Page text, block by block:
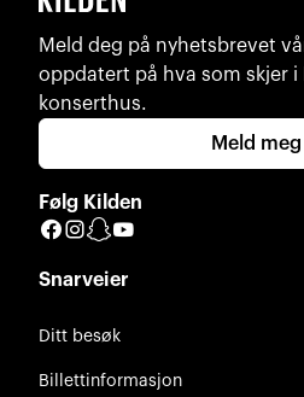
Meld deg på nyhetsbrevet
oppdatert på hva som skjer i
konserthus.
Meld
Følg Kilden
Facebook
Instagram
Snapchat
Snarveier
Ditt besøk
Billettinformasjon